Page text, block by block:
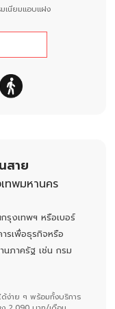
มเนียมแอบแฝง
สาย
ทพมหานคร
รุงเทพฯ หรือเบอร์
รเพื่อธุรกิจหรือ
นภาครัฐ เช่น กรม
ด้ง่าย ๆ พร้อมทั้งบริการ